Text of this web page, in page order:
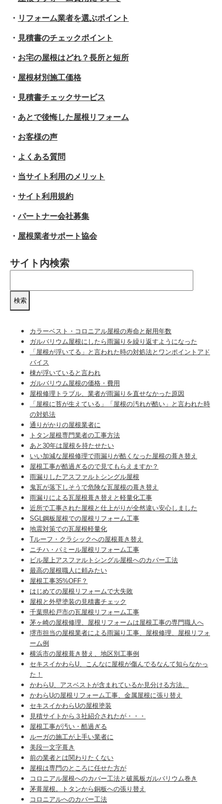
・ リフォーム業者を選ぶポイント
・ 見積書のチェックポイント
・ お宅の屋根はどれ？長所と短所
・ 屋根材別施工価格
・ 見積書チェックサービス
・ あとで後悔した屋根リフォーム
・ お客様の声
・ よくある質問
・ 当サイト利用のメリット
・ サイト利用規約
・パートナー会社募集
・ 屋根業者サポート協会
サイト内検索
カラーベスト・コロニアル屋根の寿命と耐用年数
ガルバリウム屋根にしたら雨漏りを繰り返すようになった
「屋根が浮いてる」と言われた時の対処法とワンポイントアド
バイス
棟が浮いていると言われ
ガルバリウム屋根の価格・費用
屋根修理トラブル、業者が雨漏りを直せなかった原因
「屋根に苔が生えている」「屋根の汚れが酷い」と言われた時
の対処法
通りがかりの屋根業者に
トタン屋根専門業者の工事方法
あと30年は屋根を持たせたい
いい加減な屋根修理で雨漏りが酷くなった屋根の葺き替え
屋根工事が酷過ぎるので見てもらえますか？
雨漏りしたアスファルトシングル屋根
鬼瓦が落下しそうで危険な瓦屋根の葺き替え
雨漏りによる瓦屋根葺き替えと軽量化工事
近所で工事された屋根と仕上がりが全然違い安心しました
SGL鋼板屋根での屋根リフォーム工事
地震対策での瓦屋根軽量化
Tルーフ・クラシックへの屋根葺き替え
ニチハ・パミール屋根リフォーム工事
ビル屋上アスファルトシングル屋根へのカバー工法
最高の屋根職人に頼みたい
屋根工事35%OFF？
はじめての屋根リフォームで大失敗
屋根と外壁塗装の見積書チェック
千葉県松戸市の瓦屋根リフォーム工事
茅ヶ崎の屋根修理、屋根リフォームは屋根工事の専門職人へ
堺市担当の屋根業者による雨漏り工事、屋根修理、屋根リフォ
ーム例
横浜市の屋根葺き替え、地区別工事例
セキスイかわらU、こんなに屋根が傷んでるなんて知らなかっ
た！
かわらU、アスベストが含まれているか見分ける方法。
かわらUの屋根リフォーム工事、金属屋根に張り替え
セキスイかわらUの屋根塗装
見積サイトから３社紹介されたが・・・
屋根工事が汚い・酷過ぎる
ルーガの施工が上手い業者に
美段一文字葺き
前の業者とは関わりたくない
屋根は専門のところに任せた方が
コロニアル屋根へのカバー工法と破風板ガルバリウム巻き
茅葺屋根。トタンから銅板への張り替え
コロニアルへのカバー工法